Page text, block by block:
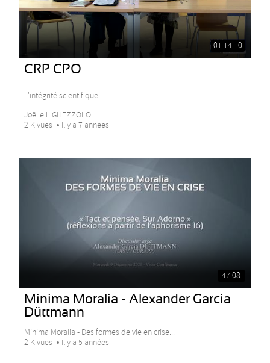
01:14:10
CRP CPO
L'intégrité scientifique
Joëlle LIGHEZZOLO
2 K vues
Il y a 7 années
47:08
Minima Moralia - Alexander Garcia
Düttmann
Minima Moralia - Des formes de vie en crise...
2 K vues
Il y a 5 années